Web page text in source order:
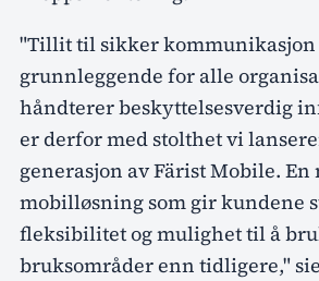
"Tillit til sikker kommunikasjon
grunnleggende for alle
håndterer beskyttelsesverdig
er derfor med stolthet vi
generasjon av Färist Mobile. En
mobilløsning som gir kundene
fleksibilitet og mulighet til å
bruksområder enn tidligere,"